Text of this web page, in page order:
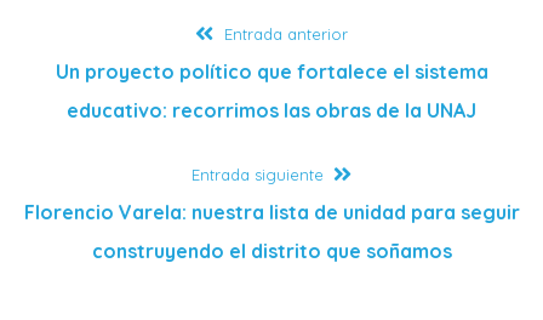
Entrada anterior
Un proyecto político que fortalece el sistema
educativo: recorrimos las obras de la UNAJ
Entrada siguiente
Florencio Varela: nuestra lista de unidad para seguir
construyendo el distrito que soñamos